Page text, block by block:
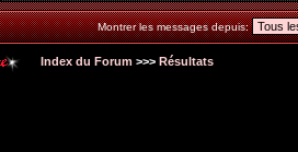
Montrer les messages depuis:
Index du Forum >>> Résultats